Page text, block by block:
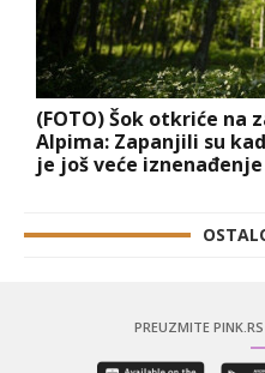
(FOTO) Šok otkriće na
Alpima: Zapanjili su
je još veće iznenađenje
PREUZMITE